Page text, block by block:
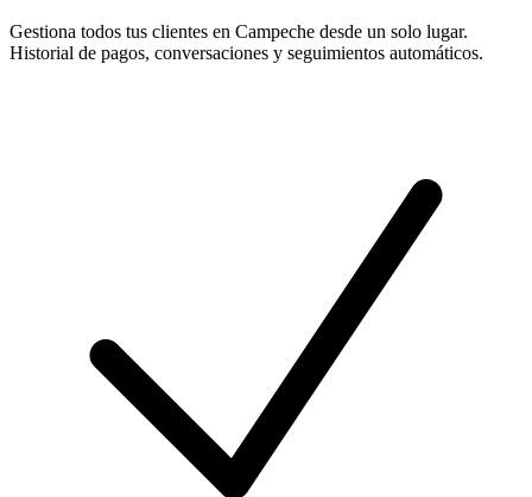
Gestiona todos tus clientes en Campeche desde un solo lugar.
Historial de pagos, conversaciones y seguimientos automáticos.